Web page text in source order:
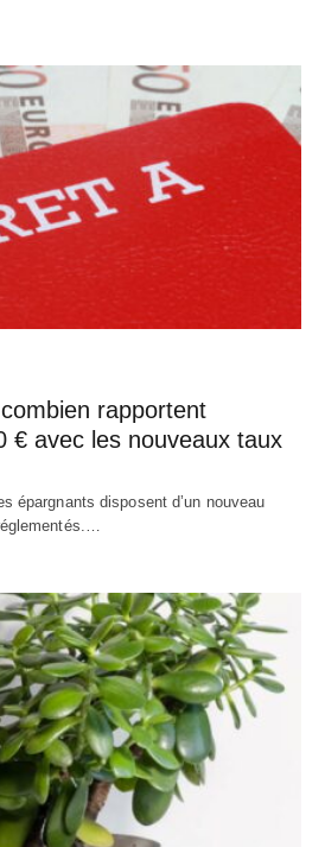
rapportent
€ avec les nouveaux taux
épargnants disposent d’un nouveau